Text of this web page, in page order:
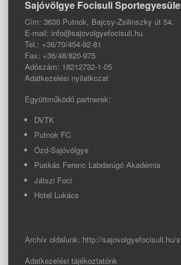
Sajóvölgye Focisuli
Cím: 3630 Putnok, Bajcsy-Zsilinszky út 54.
E-mail: info@sajovolgyefocisuli.hu
Tel.: +36/70/454-92-81
Fax: +36/48/820-975
Adószám: 18212732-1-05
Adatkezelési nyilatkozat
Együttműködő partnerek:
DVTK
Putnok FC
Ózd-Sajóvölgye
Puskás Ferenc Labdarúgó Akadémia
Játszi Foci
Hotel Lukács
Archív oldalunk: http://sajovolgyefocisuli.hu/
Adatkezelési tájékoztatónk